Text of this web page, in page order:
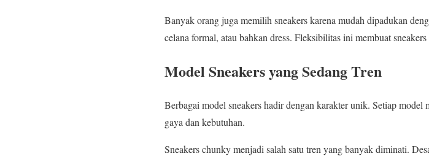
Banyak orang juga memilih sneakers karena mudah dipadukan
celana formal, atau bahkan dress. Fleksibilitas ini membuat
Model Sneakers yang Sedang Tren
Berbagai model sneakers hadir dengan karakter unik. Setiap
gaya dan kebutuhan.
Sneakers chunky menjadi salah satu tren yang banyak diminati.